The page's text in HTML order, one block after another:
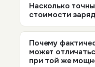
Насколько
стоимости
Почему
может
при той же